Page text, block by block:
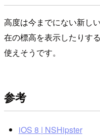
高度は今までにない新し
在の標高を表示したりす
使えそうです。
参考
i​OS 8 | NSHipster